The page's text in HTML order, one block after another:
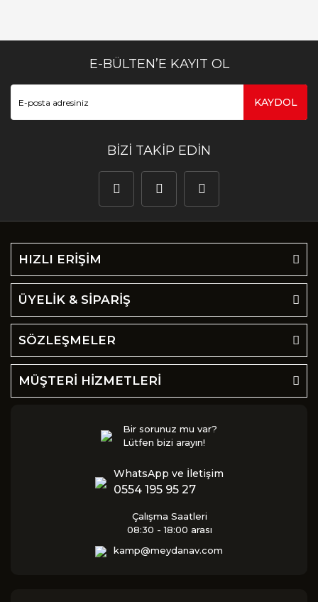
E-BÜLTEN’E KAYIT OL
KAYDOL
BİZİ TAKİP EDİN
HIZLI ERİŞİM
ÜYELİK & SİPARİŞ
SÖZLEŞMELER
MÜŞTERİ HİZMETLERİ
Bir sorunuz mu var?
Lütfen bizi arayın!
WhatsApp ve İletişim
0554 195 95 27
Çalışma Saatleri
08:30 - 18:00 arası
kamp@meydanav.com